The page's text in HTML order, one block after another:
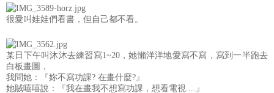
很愛叫娃娃們看書，但自己都不看。
某日下午叫沐沐去練習寫1~20，她懶洋洋地愛寫不寫，寫到一半跑去
白板畫圖，
我問她：『妳不寫功課? 在畫什麼?』
她賊嘻嘻說：『我在畫我不想寫功課，想看電視....』